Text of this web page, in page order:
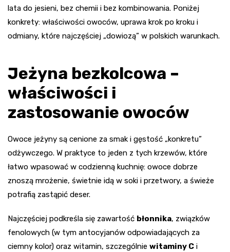
lata do jesieni, bez chemii i bez kombinowania. Poniżej
konkrety: właściwości owoców, uprawa krok po kroku i
odmiany, które najczęściej „dowiozą” w polskich warunkach.
Jeżyna bezkolcowa –
właściwości i
zastosowanie owoców
Owoce jeżyny są cenione za smak i gęstość „konkretu”
odżywczego. W praktyce to jeden z tych krzewów, które
łatwo wpasować w codzienną kuchnię: owoce dobrze
znoszą mrożenie, świetnie idą w soki i przetwory, a świeże
potrafią zastąpić deser.
Najczęściej podkreśla się zawartość błonnika, związków
fenolowych (w tym antocyjanów odpowiadających za
ciemny kolor) oraz witamin, szczególnie witaminy C i